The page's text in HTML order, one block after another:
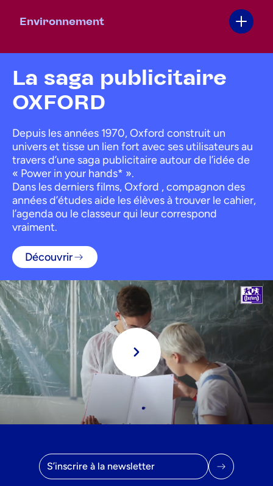
Environnement
La saga publicitaire
OXFORD
Depuis les années 1970, Oxford construit un
univers et tisse un lien fort avec ses utilisateurs au
travers d’une saga publicitaire autour de l’idée de
« Power in your hands* ».
Dans les derniers films, Oxford , compagnon des
années d’études aide les élèves à trouver le cahier,
l’agenda ou le classeur qui leur correspond
vraiment.
Découvrir
Lire
Adresse email